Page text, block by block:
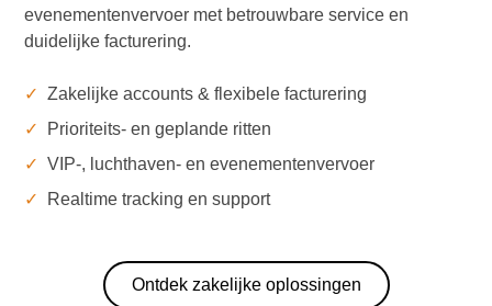
evenementenvervoer met betrouwbare service en
duidelijke facturering.
✓
Zakelijke accounts & flexibele facturering
✓
Prioriteits- en geplande ritten
✓
VIP-, luchthaven- en evenementenvervoer
✓
Realtime tracking en support
Ontdek zakelijke oplossingen